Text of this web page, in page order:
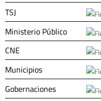
TSJ
Ministerio Público
CNE
Municipios
Gobernaciones